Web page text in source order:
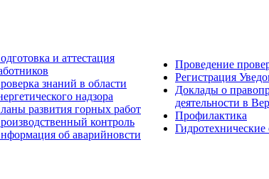
и аттестация
знаний в области
надзора
развития горных работ
контроль
об аварийновсти
Проведение
Регистрация
Доклады о
деятельности в
Профилактика